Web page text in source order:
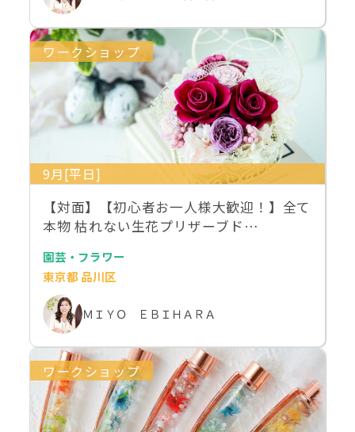
ワークショップ
9月[平日]
【対面】【初心者お一人様大歓迎！】全て
本物 枯れない生花プリザーブド…
園芸・フラワー
東京都 品川区
ＭＩＹＯ ＥＢＩＨＡＲＡ
ワークショップ